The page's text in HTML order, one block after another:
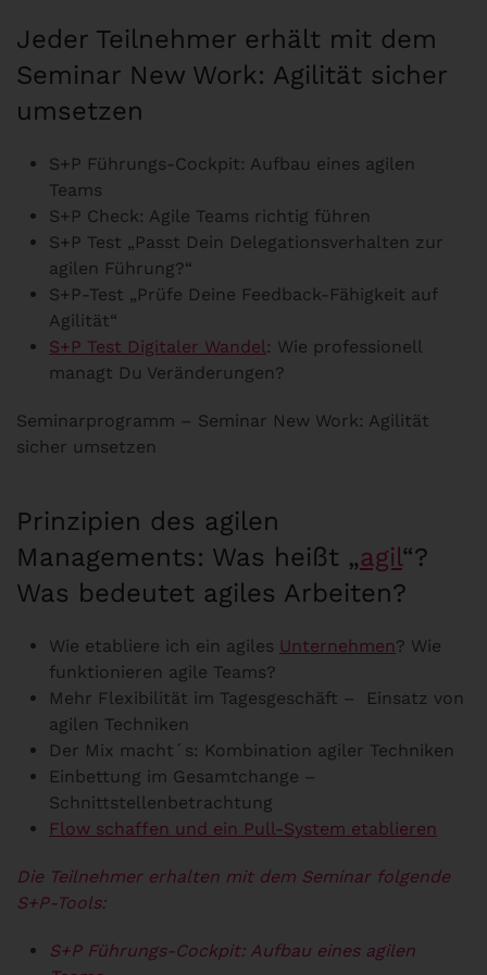
Jeder Teilnehmer erhält mit dem
Seminar New Work: Agilität sicher
umsetzen
S+P Führungs-Cockpit: Aufbau eines agilen
Teams
S+P Check: Agile Teams richtig führen
S+P Test „Passt Dein Delegationsverhalten zur
agilen Führung?“
S+P-Test „Prüfe Deine Feedback-Fähigkeit auf
Agilität“
S+P Test Digitaler Wandel: Wie professionell
managt Du Veränderungen?
Seminarprogramm – Seminar New Work: Agilität
sicher umsetzen
Prinzipien des agilen
Managements: Was heißt „agil“?
Was bedeutet agiles Arbeiten?
Wie etabliere ich ein agiles Unternehmen? Wie
funktionieren agile Teams?
Mehr Flexibilität im Tagesgeschäft – Einsatz von
agilen Techniken
Der Mix macht´s: Kombination agiler Techniken
Einbettung im Gesamtchange –
Schnittstellenbetrachtung
Flow schaffen und ein Pull-System etablieren
Die Teilnehmer erhalten mit dem Seminar folgende
S+P-Tools:
S+P Führungs-Cockpit: Aufbau eines agilen